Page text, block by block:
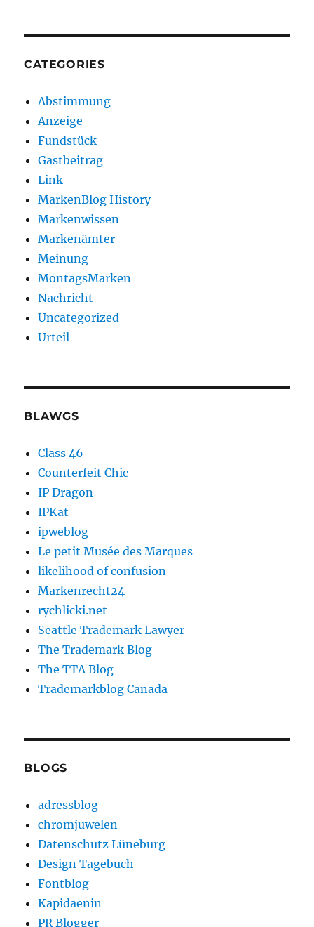
CATEGORIES
Abstimmung
Anzeige
Fundstück
Gastbeitrag
Link
MarkenBlog History
Markenwissen
Markenämter
Meinung
MontagsMarken
Nachricht
Uncategorized
Urteil
BLAWGS
Class 46
Counterfeit Chic
IP Dragon
IPKat
ipweblog
Le petit Musée des Marques
likelihood of confusion
Markenrecht24
rychlicki.net
Seattle Trademark Lawyer
The Trademark Blog
The TTA Blog
Trademarkblog Canada
BLOGS
adressblog
chromjuwelen
Datenschutz Lüneburg
Design Tagebuch
Fontblog
Kapidaenin
PR Blogger